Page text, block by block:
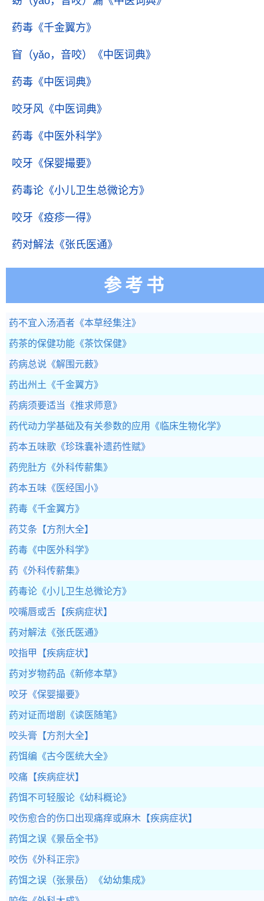
药毒 《千金翼方》
窅（yǎo，音咬） 《中医词典》
药毒 《中医词典》
咬牙风 《中医词典》
药毒 《中医外科学》
咬牙 《保婴撮要》
药毒论 《小儿卫生总微论方》
咬牙 《疫疹一得》
药对解法 《张氏医通》
参考书
药不宜入汤酒者 《本草经集注》
药茶的保健功能 《茶饮保健》
药病总说 《解围元薮》
药出州土 《千金翼方》
药病须要适当 《推求师意》
药代动力学基础及有关参数的应用 《临床生物化学》
药本五味歌 《珍珠囊补遗药性赋》
药兜肚方 《外科传薪集》
药本五味 《医经国小》
药毒 《千金翼方》
药艾条 【方剂大全】
药毒 《中医外科学》
药 《外科传薪集》
药毒论 《小儿卫生总微论方》
咬嘴唇或舌 【疾病症状】
药对解法 《张氏医通》
咬指甲 【疾病症状】
药对岁物药品 《新修本草》
咬牙 《保婴撮要》
药对证而增剧 《读医随笔》
咬头膏 【方剂大全】
药饵编 《古今医统大全》
咬痛 【疾病症状】
药饵不可轻服论 《幼科概论》
咬伤愈合的伤口出现痛痒或麻木 【疾病症状】
药饵之误 《景岳全书》
咬伤 《外科正宗》
药饵之误（张景岳） 《幼幼集成》